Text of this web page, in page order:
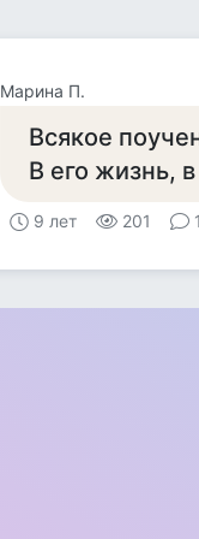
Марина П.
Всякое
В его жизнь,
9 лет 201